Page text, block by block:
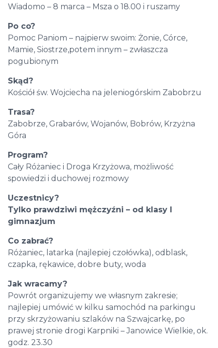
Wiadomo – 8 marca – Msza o 18.00 i ruszamy
Po co?
Pomoc Paniom – najpierw swoim: Żonie, Córce,
Mamie, Siostrze,potem innym – zwłaszcza
pogubionym
Skąd?
Kościół św. Wojciecha na jeleniogórskim Zabobrzu
Trasa?
Zabobrze, Grabarów, Wojanów, Bobrów, Krzyżna
Góra
Program?
Cały Różaniec i Droga Krzyżowa, możliwość
spowiedzi i duchowej rozmowy
Uczestnicy?
Tylko prawdziwi mężczyźni – od klasy I
gimnazjum
Co zabrać?
Różaniec, latarka (najlepiej czołówka), odblask,
czapka, rękawice, dobre buty, woda
Jak wracamy?
Powrót organizujemy we własnym zakresie;
najlepiej umówić w kilku samochód na parkingu
przy skrzyżowaniu szlaków na Szwajcarkę, po
prawej stronie drogi Karpniki – Janowice Wielkie, ok.
godz. 23.30